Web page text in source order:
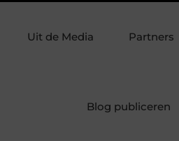
Uit de Media Partners
Blog publiceren